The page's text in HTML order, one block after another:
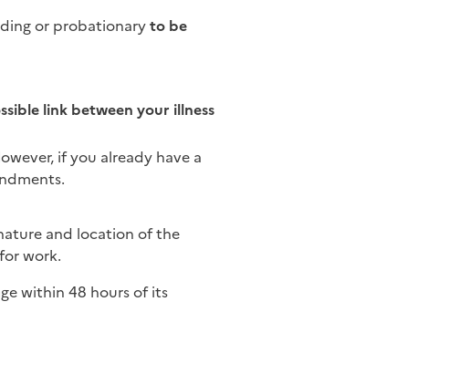
or probationaryto be
link between your illness
if you already have a
and location of the
work.
within 48 hours of its